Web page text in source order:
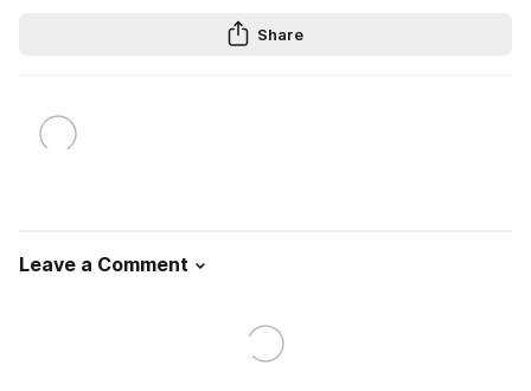
Share
Leave a Comment